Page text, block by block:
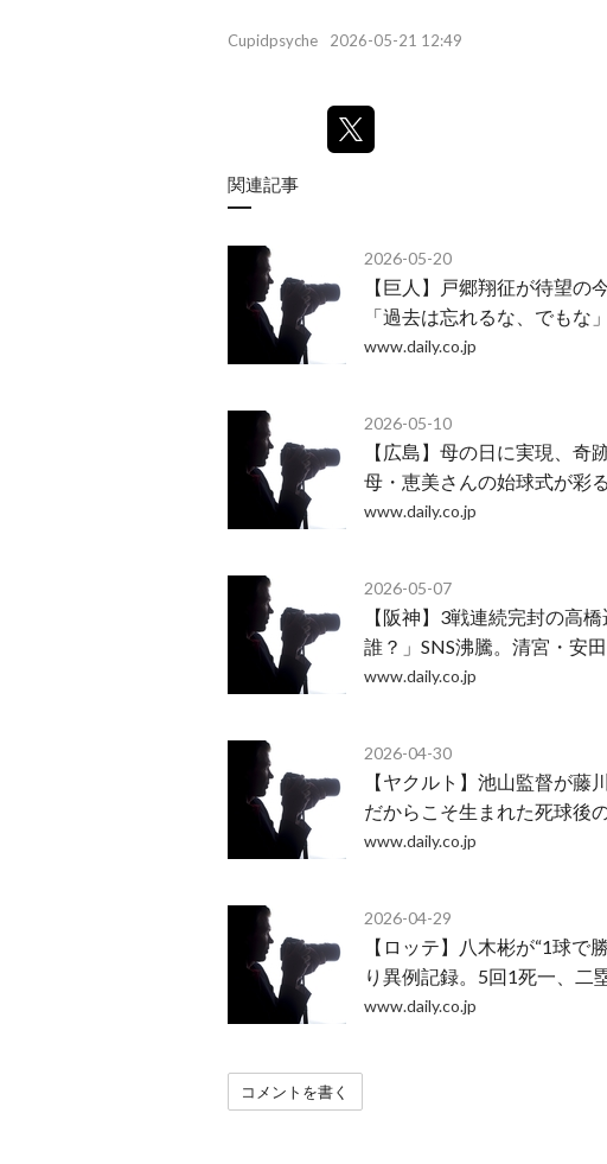
Cupidpsyche 2026-05-21 12:49
関連記事
2026-05-20
【巨人】戸郷翔征が待望の
「過去は忘れるな、でもな
www.daily.co.jp
2026-05-10
【広島】母の日に実現、奇
母・恵美さんの始球式が彩
www.daily.co.jp
2026-05-07
【阪神】3戦連続完封の高
誰？」SNS沸騰。清宮・安
www.daily.co.jp
2026-04-30
【ヤクルト】池山監督が藤
だからこそ生まれた死球後
www.daily.co.jp
2026-04-29
【ロッテ】八木彬が“1球
り異例記録。5回1死一、二
www.daily.co.jp
コメントを書く